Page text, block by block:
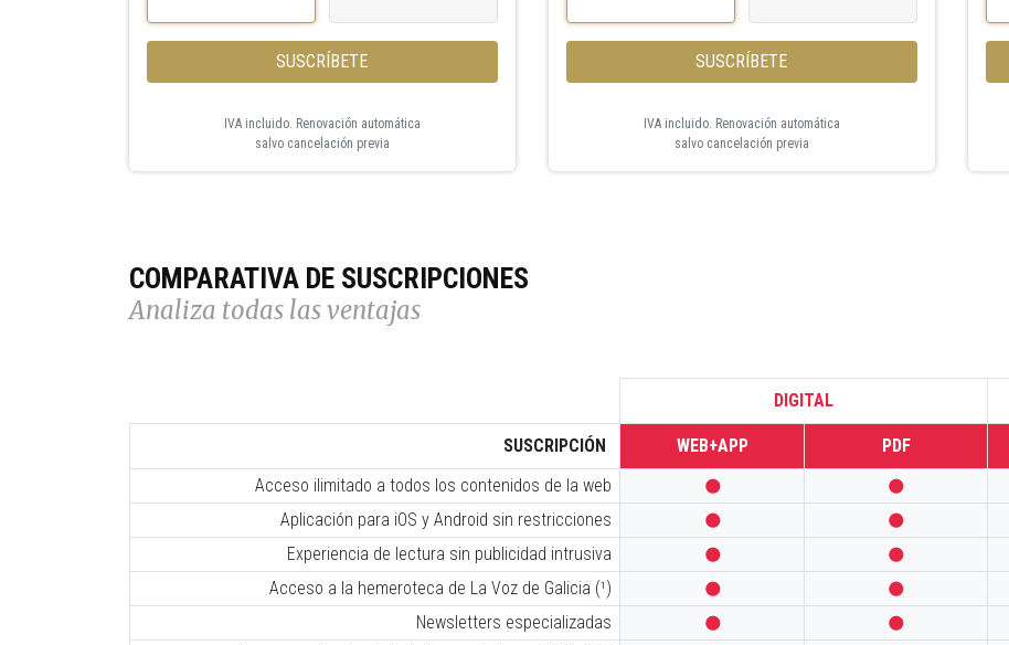
SUSCRÍBETE
IVA incluido. Renovación automática
salvo cancelación previa
SUSCRÍBETE
IVA incluido. Renovación automática
salvo cancelación previa
COMPARATIVA DE SUSCRIPCIONES
Analiza todas las ventajas
DIGITAL
SUSCRIPCIÓN WEB+APP PDF
Acceso ilimitado a todos los contenidos de la web
 
Aplicación para iOS y Android sin restricciones  
Experiencia de lectura sin publicidad intrusiva  
Acceso a la hemeroteca de La Voz de Galicia (¹)  
Newsletters especializadas  